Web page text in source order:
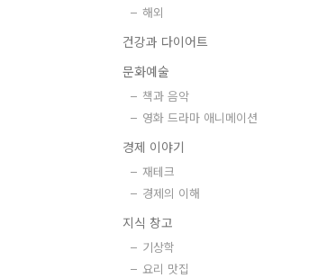
해외
건강과 다이어트
문화예술
책과 음악
영화 드라마 애니메이션
경제 이야기
재테크
경제의 이해
지식 창고
기상학
요리 맛집